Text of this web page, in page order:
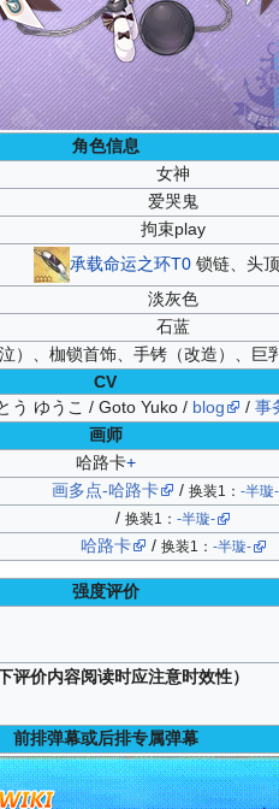
角色信息
女神
爱哭鬼
拘束play
承载命运之环T0锁链、头
淡灰色
石蓝
）、枷锁首饰、手铐（改造）、巨
CV
う ゆうこ / Goto Yuko / blog / 事
画师
哈路卡+
画多点-哈路卡 / 换装1： -半璇-
/ 换装1： -半璇-
哈路卡 / 换装1： -半璇-
强度评价
评价内容阅读时应注意时效性）
前排弹幕或后排专属弹幕